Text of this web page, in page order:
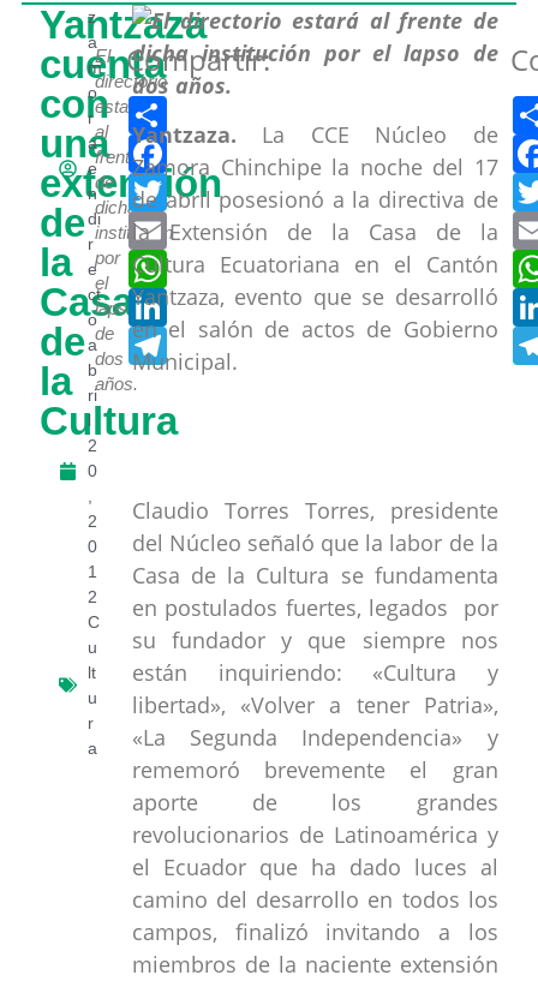
Yantzaza
cuenta
con
una
extensión
de
la
Casa
de
la
Cultura
z
a
m
o
r
a
e
n
di
r
e
ct
o
a
b
ri
l
2
0
2
0
1
2
C
u
lt
u
r
a
El
directorio
estará
al
frente
de
dicha
institución
por
el
lapso
de
dos
años.
Compartir:
Compartir
Facebook
Twitter
Email
WhatsApp
LinkedIn
Telegram
Yantzaza. La CCE Núcleo de
Zamora Chinchipe la noche del 17
de abril posesionó a la directiva de
la Extensión de la Casa de la
Cultura Ecuatoriana en el Cantón
Yantzaza, evento que se desarrolló
en el salón de actos de Gobierno
Municipal.
Claudio Torres Torres, presidente
del Núcleo señaló que la labor de la
Casa de la Cultura se fundamenta
en postulados fuertes, legados por
su fundador y que siempre nos
están inquiriendo: «Cultura y
libertad», «Volver a tener Patria»,
«La Segunda Independencia» y
rememoró brevemente el gran
aporte de los grandes
revolucionarios de Latinoamérica y
el Ecuador que ha dado luces al
camino del desarrollo en todos los
campos, finalizó invitando a los
miembros de la naciente extensión